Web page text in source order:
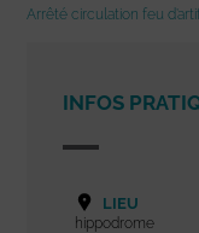
Arrêté circulation feu
INFOS
LIEU
hippodrome